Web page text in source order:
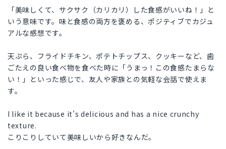
「美味しくて、サクサク（カリカリ）した食感がいいね！」と
いう意味です。味と食感の両方を褒める、ポジティブでカジュ
アルな感想です。
天ぷら、フライドチキン、ポテトチップス、クッキーなど、歯
ごたえの良い食べ物を食べた時に「うまっ！この食感たまらな
い！」といった感じで、友人や家族との気軽な会話で使えま
す。
I like it because it's delicious and has a nice crunchy
texture.
こりこりしていて美味しいから好きなんだ。